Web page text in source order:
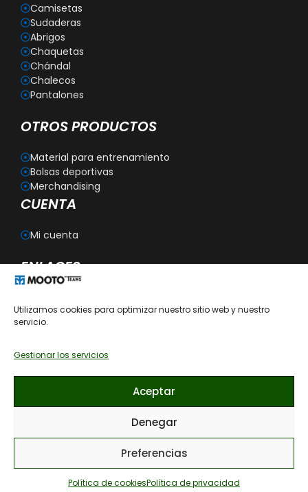
Utilizamos cookies para optimizar nuestro sitio web y nuestro
servicio.
Gestionar los servicios
Aceptar
Denegar
Preferencias
Política de cookiesPolítica de privacidad
Camisetas
Sudaderas
Abrigos
Chaquetas
Chándal
Chalecos
Pantalones
OTROS PRODUCTOS
Material para entrenamiento
Bolsas deportivas
Merchandising
CUENTA
Mi cuenta
ENLACES
Personalización
Aviso legal
Política de cookies
Recomendaciones de cómo lavar las prendas
© 2026 MOOTO ESPAÑA, todos los derechos reservados. · Diseño
web por AMDSEO
41,50€